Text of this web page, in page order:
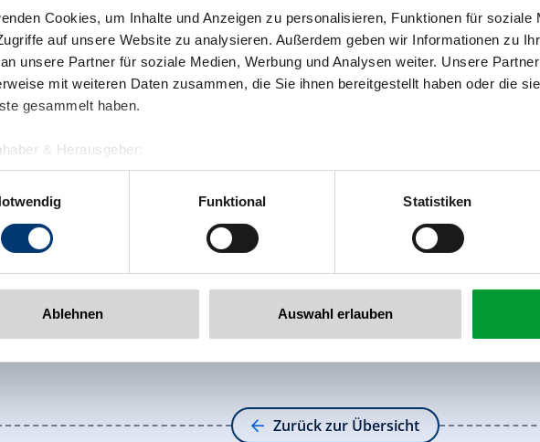
Cookies, um Inhalte und Anzeigen zu personalisieren, Funktionen für soziale
auf unsere Website zu analysieren. Außerdem geben wir Informationen zu
unsere Partner für soziale Medien, Werbung und Analysen weiter. Unsere
mit weiteren Daten zusammen, die Sie ihnen bereitgestellt haben oder die
gesammelt haben.
& Herausgeber:
Zillertal GmbH & Co KG
A-6280 Zell am Ziller
Funktional Statistiken
Ablehnen Auswahl erlauben
Zurück zur Übersicht